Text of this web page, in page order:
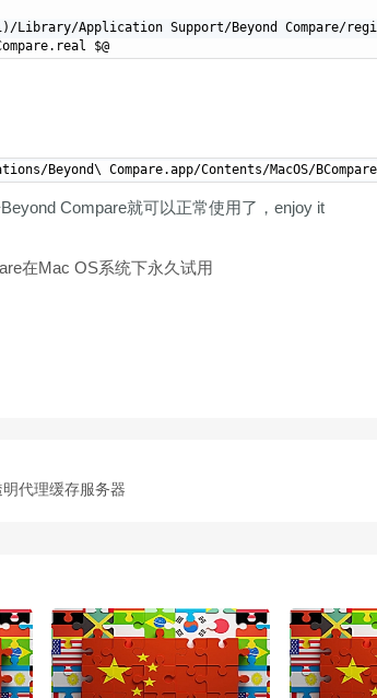
Library/Application Support/Beyond Compare/
Compare就可以正常使用了，enjoy it
在Mac OS系统下永久试用
代理缓存服务器